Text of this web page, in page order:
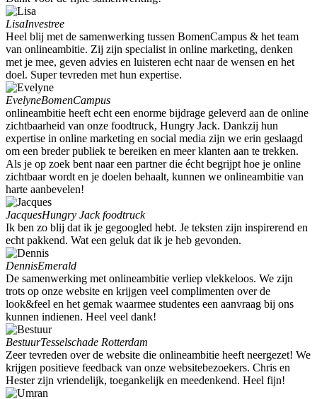
LisaInvestree
Heel blij met de samenwerking tussen BomenCampus & het team
van onlineambitie. Zij zijn specialist in online marketing, denken
met je mee, geven advies en luisteren echt naar de wensen en het
doel. Super tevreden met hun expertise.
EvelyneBomenCampus
onlineambitie heeft echt een enorme bijdrage geleverd aan de online
zichtbaarheid van onze foodtruck, Hungry Jack. Dankzij hun
expertise in online marketing en social media zijn we erin geslaagd
om een breder publiek te bereiken en meer klanten aan te trekken.
Als je op zoek bent naar een partner die écht begrijpt hoe je online
zichtbaar wordt en je doelen behaalt, kunnen we onlineambitie van
harte aanbevelen!
JacquesHungry Jack foodtruck
Ik ben zo blij dat ik je gegoogled hebt. Je teksten zijn inspirerend en
echt pakkend. Wat een geluk dat ik je heb gevonden.
DennisEmerald
De samenwerking met onlineambitie verliep vlekkeloos. We zijn
trots op onze website en krijgen veel complimenten over de
look&feel en het gemak waarmee studentes een aanvraag bij ons
kunnen indienen. Heel veel dank!
BestuurTesselschade Rotterdam
Zeer tevreden over de website die onlineambitie heeft neergezet! We
krijgen positieve feedback van onze websitebezoekers. Chris en
Hester zijn vriendelijk, toegankelijk en meedenkend. Heel fijn!